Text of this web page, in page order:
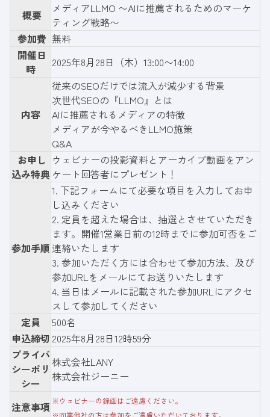
概要
メディアLLMO 〜AIに推薦されるためのマーケ
ティング戦略〜
参加費 無料
開催日
時
2025年8月28日（木）13:00〜14:00
内容
従来のSEOだけでは流入が減少する背景
次世代SEOの『LLMO』とは
AIに推薦されるメディアの特徴
メディアが今やるべきLLMO施策
Q&A
お申し
込み特典
ウェビナーの投影資料とアーカイブ動画をアン
ケート回答者にプレゼント！
参加手順
1. 下記フォーム にて必要な項目を入力してお申
し込みください
2. 定員を超えた場合は、抽選とさせていただき
ます。開催1営業日前の12時までに参加可否をご
連絡いたします
3. 参加いただく方には合わせて参加方法、及び
参加URLをメールにてお送りいたします
4. 当日はメールに記載された参加URLにアクセ
スして参加してください
定員
500名
申込締切 2025年8月28日12時59分
プライバ
シーポリ
シー
株式会社LANY
株式会社ジーニー
注意事項 ※ウェビナーの録画はご遠慮ください。
※同業他社の方は参加をご遠慮いただいております。